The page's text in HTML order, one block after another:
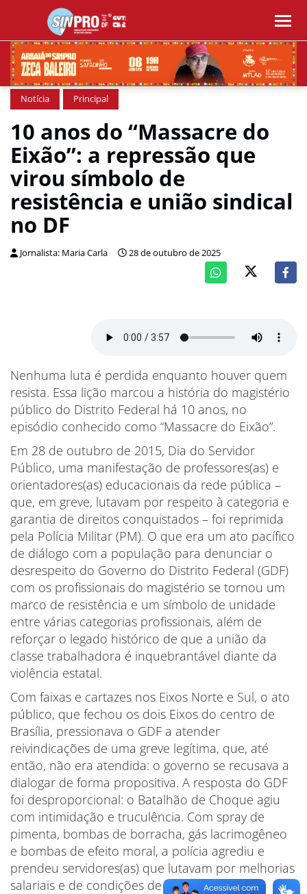
Notícia Principal
10 anos do “Massacre do
Eixão”: a repressão que
virou símbolo de
resistência e união sindical
no DF
Jornalista: Maria Carla 28 de outubro de 2025
Nenhuma luta é perdida enquanto houver quem
resista. Essa lição marcou a história do magistério
público do Distrito Federal há 10 anos, no
episódio conhecido como “Massacre do Eixão”.
Em 28 de outubro de 2015, Dia do Servidor
Público, uma manifestação de professores(as) e
orientadores(as) educacionais da rede pública –
que, em greve, lutavam por respeito à categoria e
garantia de direitos conquistados – foi reprimida
pela Polícia Militar (PM). O que era um ato pacífico
de diálogo com a população para denunciar o
desrespeito do Governo do Distrito Federal (GDF)
com os profissionais do magistério se tornou um
marco de resistência e um símbolo de unidade
entre várias categorias profissionais, além de
reforçar o legado histórico de que a união da
classe trabalhadora é inquebrantável diante da
violência estatal.
Com faixas e cartazes nos Eixos Norte e Sul, o ato
público, que fechou os dois Eixos do centro de
Brasília, pressionava o GDF a atender
reivindicações de uma greve legítima, que, até
então, não era atendida: o governo se recusava a
dialogar de forma propositiva. A resposta do GDF
foi desproporcional: o Batalhão de Choque agiu
com intimidação e truculência. Com spray de
pimenta, bombas de borracha, gás lacrimogêneo
e bombas de efeito moral, a polícia agrediu e
prendeu servidores(as) que lutavam por melhorias
salariais e de condições de trabalho.